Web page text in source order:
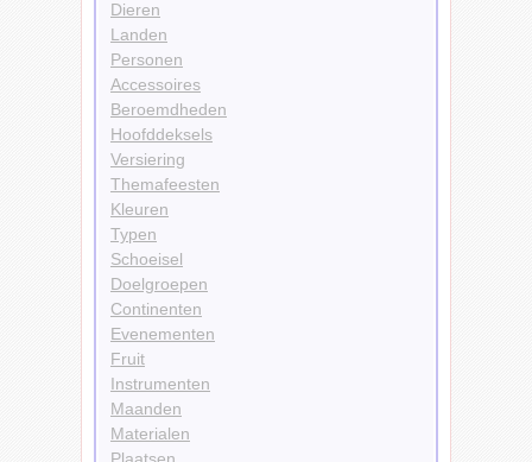
Dieren
Landen
Personen
Accessoires
Beroemdheden
Hoofddeksels
Versiering
Themafeesten
Kleuren
Typen
Schoeisel
Doelgroepen
Continenten
Evenementen
Fruit
Instrumenten
Maanden
Materialen
Plaatsen